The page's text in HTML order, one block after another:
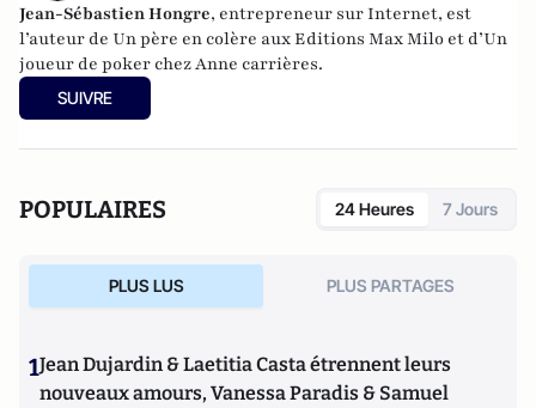
Jean-Sébastien Hongre, entrepreneur sur Internet, est
l’auteur de Un père en colère aux Editions Max Milo et d’Un
joueur de poker chez Anne carrières.
SUIVRE
POPULAIRES 24 Heures 7 Jours
PLUS LUS PLUS PARTAGES
1Jean Dujardin & Laetitia Casta étrennent leurs
nouveaux amours, Vanessa Paradis & Samuel